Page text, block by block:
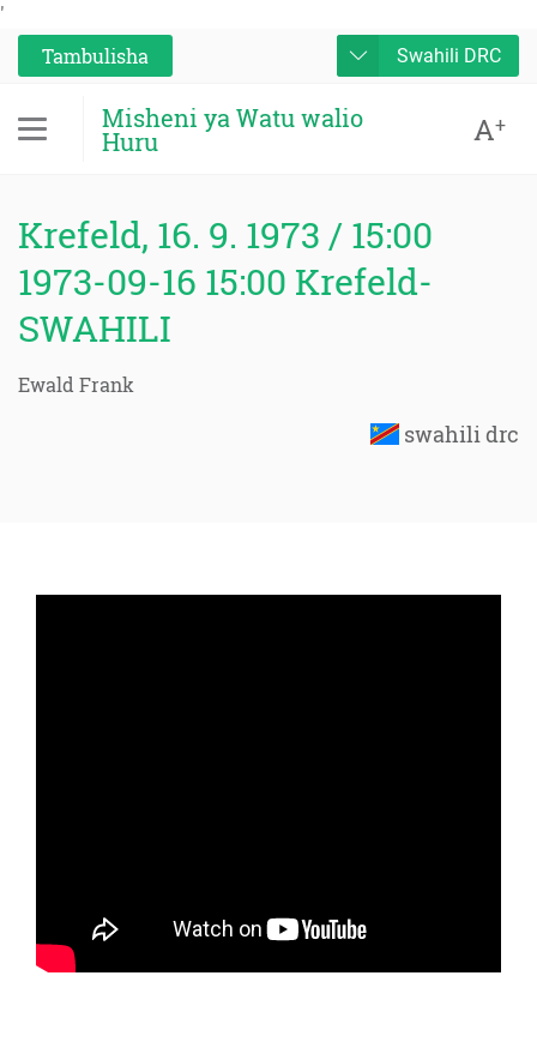
'
Tambulisha
Swahili DRC
Misheni ya Watu walio
Huru A+
Krefeld, 16. 9. 1973 / 15:00
1973-09-16 15:00 Krefeld-
SWAHILI
Ewald Frank
swahili drc